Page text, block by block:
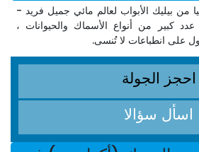
من بيليك الأبواب لعالم مائي جميل فريد -
كبير من أنواع الأسماك والحيوانات ،
على انطباعات لا تُنسى.
احجز الجولة
اسأل سؤالا